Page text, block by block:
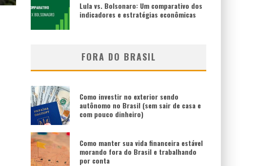
Lula vs. Bolsonaro: Um comparativo dos
indicadores e estratégias econômicas
FORA DO BRASIL
Como investir no exterior sendo
autônomo no Brasil (sem sair de casa e
com pouco dinheiro)
Como manter sua vida financeira estável
morando fora do Brasil e trabalhando
por conta